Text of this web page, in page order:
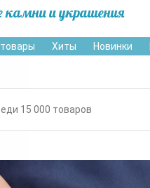
камни и украшения
Хиты Новинки